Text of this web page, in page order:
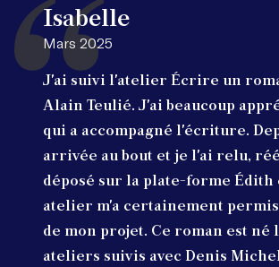
Isabelle
Mars 2025
J'ai suivi l'atelier Écrire un
Alain Teulié. J'ai beaucoup
qui a accompagné l'écriture.
arrivée au bout et je l'ai relu,
déposé sur la plate-forme Édith
atelier m'a certainement
de mon projet. Ce roman est né
ateliers suivis avec Denis